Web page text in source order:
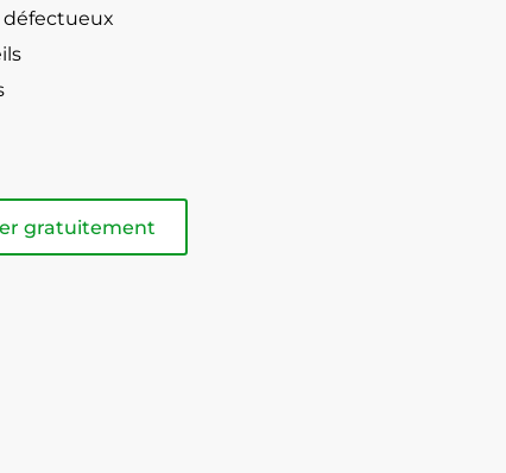
gratuitement